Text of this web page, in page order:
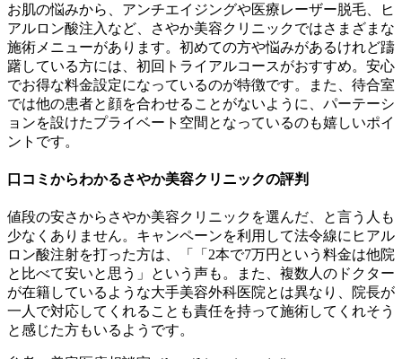
お肌の悩みから、アンチエイジングや医療レーザー脱毛、ヒ
アルロン酸注入など、さやか美容クリニックではさまざまな
施術メニューがあります。初めての方や悩みがあるけれど躊
躇している方には、初回トライアルコースがおすすめ。安心
でお得な料金設定になっているのが特徴です。また、待合室
では他の患者と顔を合わせることがないように、パーテーシ
ョンを設けたプライベート空間となっているのも嬉しいポイ
ントです。
口コミからわかるさやか美容クリニックの評判
値段の安さからさやか美容クリニックを選んだ、と言う人も
少なくありません。キャンペーンを利用して法令線にヒアル
ロン酸注射を打った方は、「「2本で7万円という料金は他院
と比べて安いと思う」という声も。また、複数人のドクター
が在籍しているような大手美容外科医院とは異なり、院長が
一人で対応してくれることも責任を持って施術してくれそう
と感じた方もいるようです。